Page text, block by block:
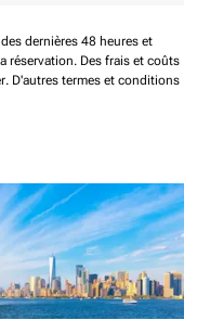
dernières 48 heures et
réservation. Des frais et coûts
D'autres termes et conditions